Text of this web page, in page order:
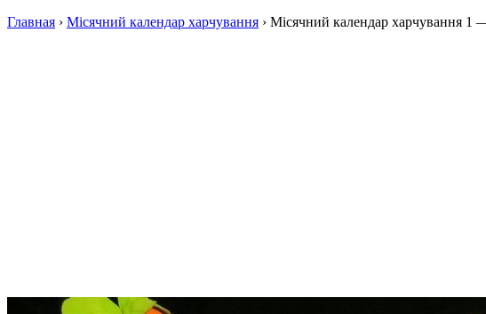
Главная › Місячний календар харчування › Місячний календар харчування 1